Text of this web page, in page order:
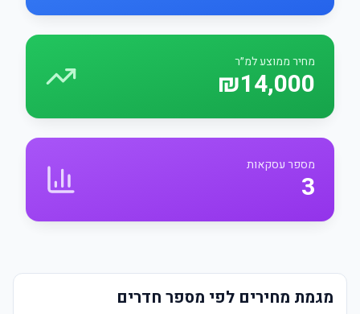
מחיר ממוצע למ״ר
₪14,000
מספר עסקאות
3
מגמת מחירים לפי מספר חדרים